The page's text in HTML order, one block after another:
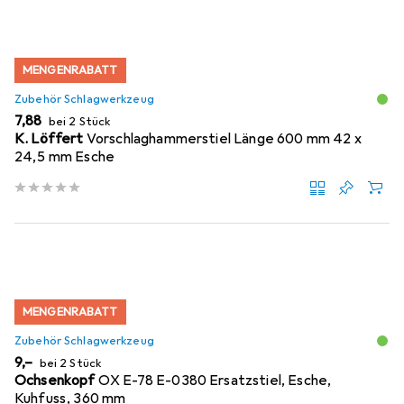
MENGENRABATT
Zubehör Schlagwerkzeug
EUR
7,88 bei 2 Stück
K. Löffert Vorschlaghammerstiel Länge 600 mm 42 x
24,5 mm Esche
MENGENRABATT
Zubehör Schlagwerkzeug
EUR
9,– bei 2 Stück
OchsenkopfOX E-78 E-0380 Ersatzstiel, Esche,
Kuhfuss, 360 mm